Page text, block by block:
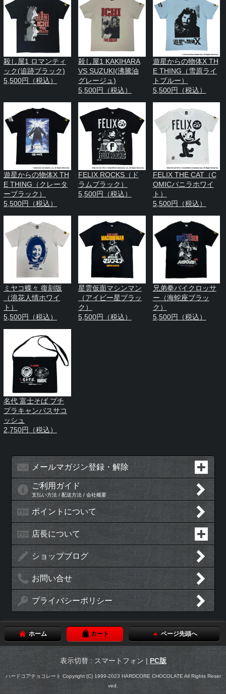
殺し屋1 ロマンティ
ック(追跡ブラック)
5,500円（税込）
殺し屋1 KAKIHARA
VS SUZUKI(沸騰油
グレージュ)
5,500円（税込）
遊星からの物体X TH
E THING（雪原ライ
トブルー）
5,500円（税込）
遊星からの物体X TH
E THING（クレータ
ーブラック）
5,500円（税込）
FELIX ROCKS（ド
ラムブラック）
5,500円（税込）
FELIX THE CAT（C
OMICバニラホワイ
ト）
5,500円（税込）
ミヤコ蝶々 復刻版
（浪花人情ホワイ
ト）
5,500円（税込）
星雲仮面マシンマン
（アイビー星ブラッ
ク）
5,500円（税込）
兄弟拳バイクロッサ
ー（海蛇座ブラッ
ク）
5,500円（税込）
名代 富士そば プチ
プラキャンバスサコ
ッシュ
2,750円（税込）
メールマガジン登録・解除
ご利用ガイド
支払い方法 / 配送方法 / 会社概要
ポイントについて
店長について
ショップブログ
お問い合せ
プライバシーポリシー
ホーム カート ページ先頭へ
表示切替 : スマートフォン | PC版
ハードコアチョコレート Copyright (C) 1999-2023 HARDCORE CHOCOLATE All Rights Reser
ved.